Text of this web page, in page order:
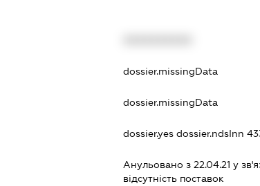
dossier.missingData
dossier.missingData
dossier.yes dossier.ndsInn
Анульовано з 22.04.21 у
вiдсутнiсть поставок